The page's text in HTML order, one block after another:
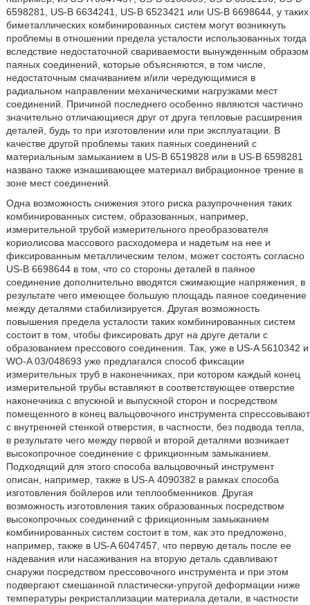
6598281, US-B 6634241, US-B 6523421 или US-B 6698644, у таких
биметаллических комбинированных систем могут возникнуть
проблемы в отношении предела усталости использованных тогда
вследствие недостаточной свариваемости вынужденным образом
паяных соединений, которые объясняются, в том числе,
недостаточным смачиванием и/или чередующимися в
радиальном направлении механическими нагрузками мест
соединений. Причиной последнего особенно являются частично
значительно отличающиеся друг от друга тепловые расширения
деталей, будь то при изготовлении или при эксплуатации. В
качестве другой проблемы таких паяных соединений с
материальным замыканием в US-B 6519828 или в US-B 6598281
названо также изнашивающее материал вибрационное трение в
зоне мест соединений.
Одна возможность снижения этого риска разупрочнения таких
комбинированных систем, образованных, например,
измерительной трубой измерительного преобразователя
кориолисова массового расходомера и надетым на нее и
фиксированным металлическим телом, может состоять согласно
US-B 6698644 в том, что со стороны деталей в паяное
соединение дополнительно вводятся сжимающие напряжения, в
результате чего имеющее большую площадь паяное соединение
между деталями стабилизируется. Другая возможность
повышения предела усталости таких комбинированных систем
состоит в том, чтобы фиксировать друг на друге детали с
образованием прессового соединения. Так, уже в US-A 5610342 и
WO-A 03/048693 уже предлагался способ фиксации
измерительных труб в наконечниках, при котором каждый конец
измерительной трубы вставляют в соответствующее отверстие
наконечника с впускной и выпускной сторон и посредством
помещенного в конец вальцовочного инструмента спрессовывают
с внутренней стенкой отверстия, в частности, без подвода тепла,
в результате чего между первой и второй деталями возникает
высокопрочное соединение с фрикционным замыканием.
Подходящий для этого способа вальцовочный инструмент
описан, например, также в US-А 4090382 в рамках способа
изготовления бойлеров или теплообменников. Другая
возможность изготовления таких образованных посредством
высокопрочных соединений с фрикционным замыканием
комбинированных систем состоит в том, как это предложено,
например, также в US-A 6047457, что первую деталь после ее
надевания или насаживания на вторую деталь сдавливают
снаружи посредством прессовочного инструмента и при этом
подвергают смешанной пластически-упругой деформации ниже
температуры рекристаллизации материала детали, в частности